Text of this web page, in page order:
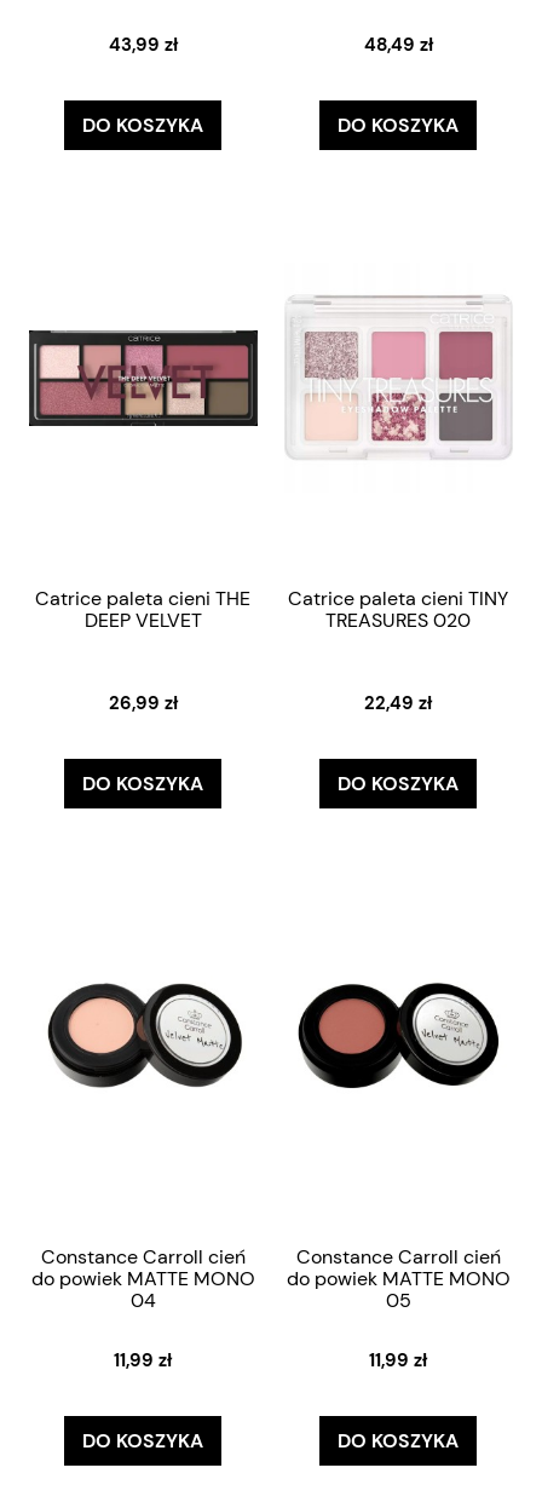
43,99 zł
DO KOSZYKA
48,49 zł
DO KOSZYKA
Catrice paleta cieni THE
DEEP VELVET
26,99 zł
DO KOSZYKA
Catrice paleta cieni TINY
TREASURES 020
22,49 zł
DO KOSZYKA
Constance Carroll cień
do powiek MATTE MONO
04
11,99 zł
DO KOSZYKA
Constance Carroll cień
do powiek MATTE MONO
05
11,99 zł
DO KOSZYKA